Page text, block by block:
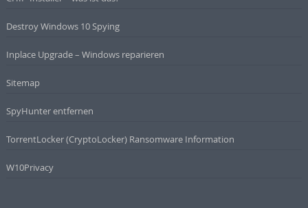
Destroy Windows 10 Spying
Inplace Upgrade – Windows reparieren
Sitemap
SpyHunter entfernen
TorrentLocker (CryptoLocker) Ransomware Information
W10Privacy